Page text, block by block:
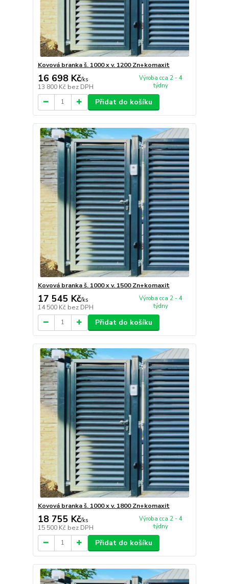
Kovová branka š. 1000 x v. 1200 Zn+komaxit
16 698 Kč/ks
13 800 Kč bez DPH
Výroba cca 2 - 4
týdny
Přidat do košíku
Kovová branka š. 1000 x v. 1500 Zn+komaxit
17 545 Kč/ks
14 500 Kč bez DPH
Výroba cca 2 - 4
týdny
Přidat do košíku
Kovová branka š. 1000 x v. 1800 Zn+komaxit
18 755 Kč/ks
15 500 Kč bez DPH
Výroba cca 2 - 4
týdny
Přidat do košíku